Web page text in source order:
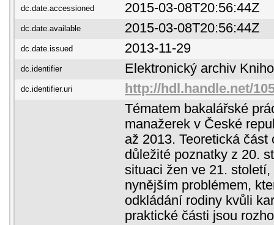
dc.date.accessioned 2015-03-08T20:56:44Z
dc.date.available 2015-03-08T20:56:44Z
dc.date.issued 2013-11-29
dc.identifier Elektronický archiv
dc.identifier.uri http://hdl.handle.net/
Tématem bakalářské
manažerek v České
až 2013. Teoretická část
důležité poznatky z 20.
situaci žen ve 21.
nynějším problémem,
odkládání rodiny kvůli
praktické části jsou